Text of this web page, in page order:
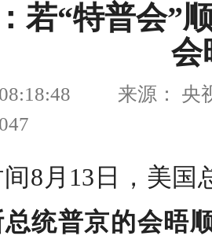
若“特普会”
会
08:18:48 来源：
8月13日，美国
统普京的会晤